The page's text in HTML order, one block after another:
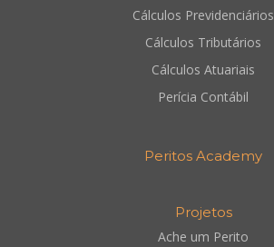
Cálculos Previdenciários
Cálculos Tributários
Cálculos Atuariais
Perícia Contábil
Peritos Academy
Projetos
Ache um Perito